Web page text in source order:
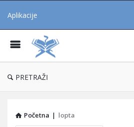
Aplikacije
PRETRAŽI
Početna | lopta